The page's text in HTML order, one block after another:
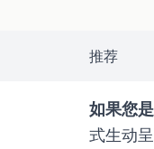
推荐
如果您
式生动